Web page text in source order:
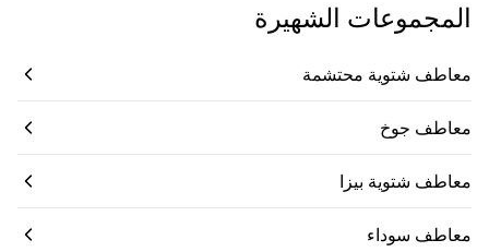
المجموعات الشهيرة
معاطف شتوية محتشمة
معاطف جوخ
معاطف شتوية بيزا
معاطف سوداء